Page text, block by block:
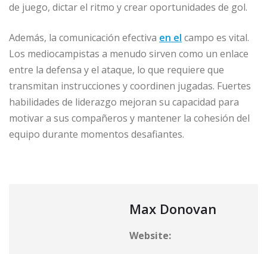
de juego, dictar el ritmo y crear oportunidades de gol.
Además, la comunicación efectiva en el campo es vital.
Los mediocampistas a menudo sirven como un enlace
entre la defensa y el ataque, lo que requiere que
transmitan instrucciones y coordinen jugadas. Fuertes
habilidades de liderazgo mejoran su capacidad para
motivar a sus compañeros y mantener la cohesión del
equipo durante momentos desafiantes.
Max Donovan
Website: